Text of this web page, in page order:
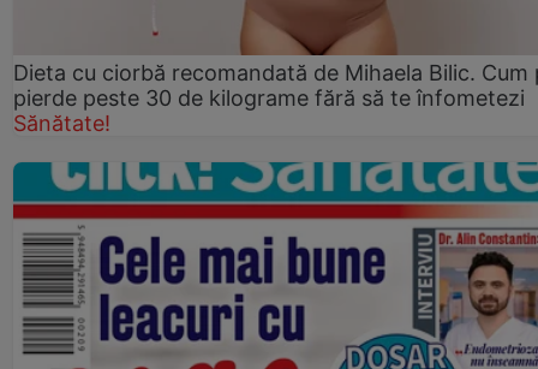
Dieta cu ciorbă recomandată de Mihaela Bilic. Cum
pierde peste 30 de kilograme fără să te înfometezi
Sănătate!